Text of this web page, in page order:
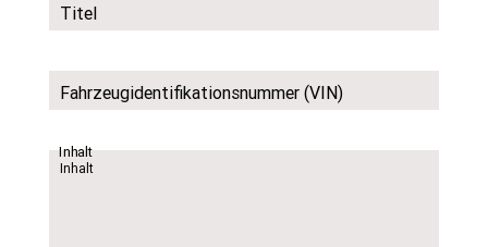
Titel
Fahrzeugidentifikationsnummer (VIN)
Inhalt